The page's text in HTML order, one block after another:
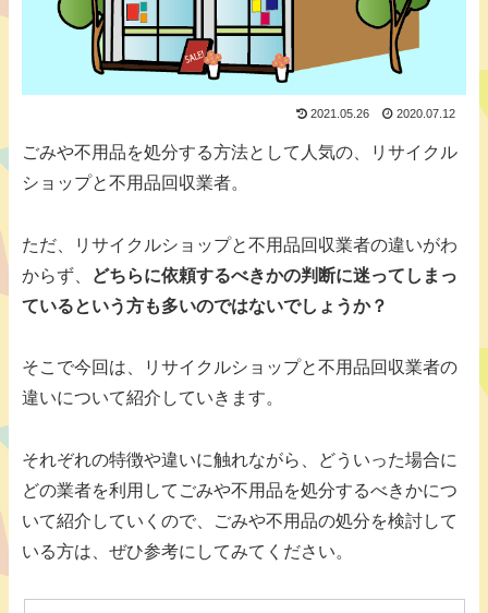
2021.05.26 2020.07.12
ごみや不用品を処分する方法として人気の、リサイクル
ショップと不用品回収業者。
ただ、リサイクルショップと不用品回収業者の違いがわ
からず、
どちらに依頼するべきかの判断に迷ってしまっ
ているという方も多いのではないでしょうか？
そこで今回は、リサイクルショップと不用品回収業者の
違いについて紹介していきます。
それぞれの特徴や違いに触れながら、どういった場合に
どの業者を利用してごみや不用品を処分するべきかにつ
いて紹介していくので、ごみや不用品の処分を検討して
いる方は、ぜひ参考にしてみてください。